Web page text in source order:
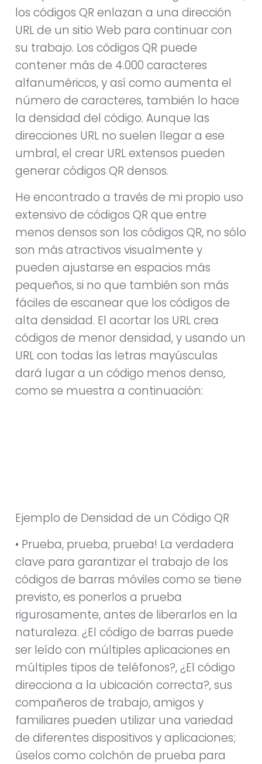
los códigos QR enlazan a una dirección
URL de un sitio Web para continuar con
su trabajo. Los códigos QR puede
contener más de 4.000 caracteres
alfanuméricos, y así como aumenta el
número de caracteres, también lo hace
la densidad del código. Aunque las
direcciones URL no suelen llegar a ese
umbral, el crear URL extensos pueden
generar códigos QR densos.
He encontrado a través de mi propio uso
extensivo de códigos QR que entre
menos densos son los códigos QR, no sólo
son más atractivos visualmente y
pueden ajustarse en espacios más
pequeños, si no que también son más
fáciles de escanear que los códigos de
alta densidad. El acortar los URL crea
códigos de menor densidad, y usando un
URL con todas las letras mayúsculas
dará lugar a un código menos denso,
como se muestra a continuación:
Ejemplo de Densidad de un Código QR
• Prueba, prueba, prueba! La verdadera
clave para garantizar el trabajo de los
códigos de barras móviles como se tiene
previsto, es ponerlos a prueba
rigurosamente, antes de liberarlos en la
naturaleza. ¿El código de barras puede
ser leído con múltiples aplicaciones en
múltiples tipos de teléfonos?, ¿El código
direcciona a la ubicación correcta?, sus
compañeros de trabajo, amigos y
familiares pueden utilizar una variedad
de diferentes dispositivos y aplicaciones;
úselos como colchón de prueba para